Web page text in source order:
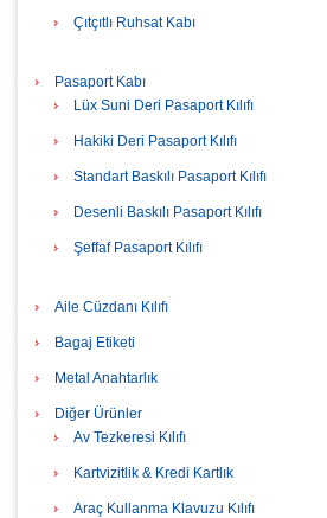
Çıtçıtlı Ruhsat Kabı
Pasaport Kabı
Lüx Suni Deri Pasaport Kılıfı
Hakiki Deri Pasaport Kılıfı
Standart Baskılı Pasaport Kılıfı
Desenli Baskılı Pasaport Kılıfı
Şeffaf Pasaport Kılıfı
Aile Cüzdanı Kılıfı
Bagaj Etiketi
Metal Anahtarlık
Diğer Ürünler
Av Tezkeresi Kılıfı
Kartvizitlik & Kredi Kartlık
Araç Kullanma Klavuzu Kılıfı